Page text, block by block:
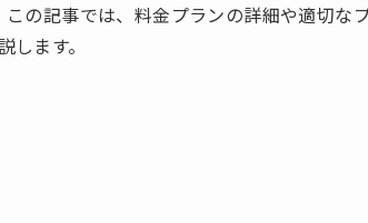
の記事では、料金プランの詳細や適切な
ます。